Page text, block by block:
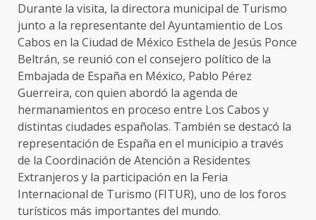
Durante la visita, la directora municipal de Turismo
junto a la representante del Ayuntamientio de Los
Cabos en la Ciudad de México Esthela de Jesús Ponce
Beltrán, se reunió con el consejero político de la
Embajada de España en México, Pablo Pérez
Guerreira, con quien abordó la agenda de
hermanamientos en proceso entre Los Cabos y
distintas ciudades españolas. También se destacó la
representación de España en el municipio a través
de la Coordinación de Atención a Residentes
Extranjeros y la participación en la Feria
Internacional de Turismo (FITUR), uno de los foros
turísticos más importantes del mundo.